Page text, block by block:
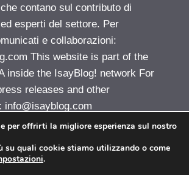
contano sul contributo di
esperti del settore. Per
e collaborazioni:
This website is part of the
inside the IsayBlog! network For
releases and other
info@isayblog.com
© 2026. All right reserverd.
per offrirti la migliore esperienza sul nostro
su quali cookie stiamo utilizzando o come
.
sul nostro network?